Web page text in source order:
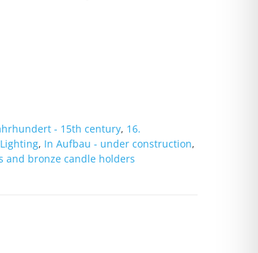
- 15th century, 16.
, In Aufbau - under construction,
and bronze candle holders